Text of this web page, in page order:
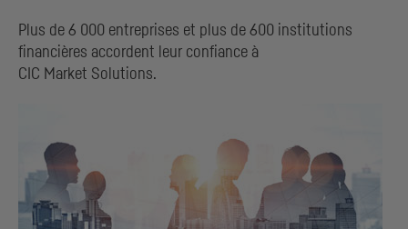
Plus de 6 000 entreprises et plus de 600 institutions
financières accordent leur confiance à
CIC Market Solutions.